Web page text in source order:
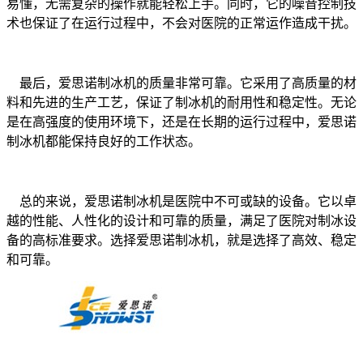
易懂，无需复杂的操作就能轻松上手。同时，它的噪音控制技
术也保证了在运行过程中，不会对医院的正常运作造成干扰。
最后，爱思诺制冰机的质量非常可靠。它采用了高质量的材
料和先进的生产工艺，保证了制冰机的耐用性和稳定性。无论
是在高强度的使用环境下，还是在长期的运行过程中，爱思诺
制冰机都能保持良好的工作状态。
总的来说，爱思诺制冰机是医院中不可或缺的设备。它以卓
越的性能、人性化的设计和可靠的质量，满足了医院对制冰设
备的高标准要求。选择爱思诺制冰机，就是选择了高效、稳定
和可靠。